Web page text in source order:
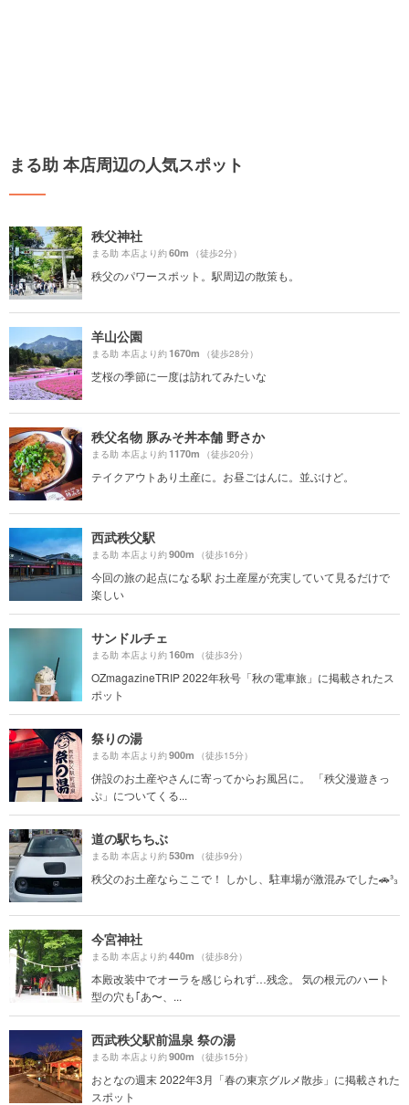
まる助 本店周辺の人気スポット
秩父神社
まる助 本店より約60m （徒歩2分）
秩父のパワースポット。駅周辺の散策も。
羊山公園
まる助 本店より約1670m （徒歩28分）
芝桜の季節に一度は訪れてみたいな
秩父名物 豚みそ丼本舗 野さか
まる助 本店より約1170m （徒歩20分）
テイクアウトあり土産に。お昼ごはんに。並ぶけど。
西武秩父駅
まる助 本店より約900m （徒歩16分）
今回の旅の起点になる駅 お土産屋が充実していて見るだけで
楽しい
サンドルチェ
まる助 本店より約160m （徒歩3分）
OZmagazineTRIP 2022年秋号「秋の電車旅」に掲載されたス
ポット
祭りの湯
まる助 本店より約900m （徒歩15分）
併設のお土産やさんに寄ってからお風呂に。 「秩父漫遊きっ
ぷ」についてくる...
道の駅ちちぶ
まる助 本店より約530m （徒歩9分）
秩父のお土産ならここで！ しかし、駐車場が激混みでした🚗³₃
今宮神社
まる助 本店より約440m （徒歩8分）
本殿改装中でオーラを感じられず…残念。 気の根元のハート
型の穴も｢あ〜、...
西武秩父駅前温泉 祭の湯
まる助 本店より約900m （徒歩15分）
おとなの週末 2022年3月「春の東京グルメ散歩」に掲載された
スポット